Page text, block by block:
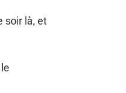
soir là, et